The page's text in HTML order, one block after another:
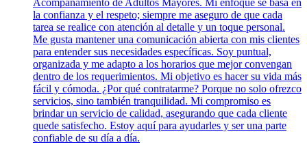
la confianza y el respeto; siempre me aseguro de que cada
tarea se realice con atención al detalle y un toque personal.
Me gusta mantener una comunicación abierta con mis clientes
para entender sus necesidades específicas. Soy puntual,
organizada y me adapto a los horarios que mejor convengan
dentro de los requerimientos. Mi objetivo es hacer su vida más
fácil y cómoda. ¿Por qué contratarme? Porque no solo ofrezco
servicios, sino también tranquilidad. Mi compromiso es
brindar un servicio de calidad, asegurando que cada cliente
quede satisfecho. Estoy aquí para ayudarles y ser una parte
confiable de su día a día.